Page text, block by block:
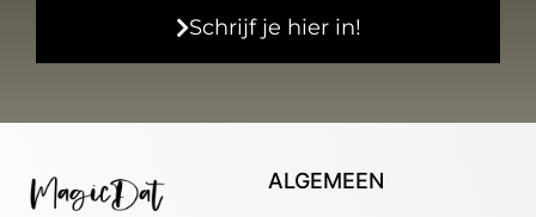
Schrijf je hier in!
ALGEMEEN